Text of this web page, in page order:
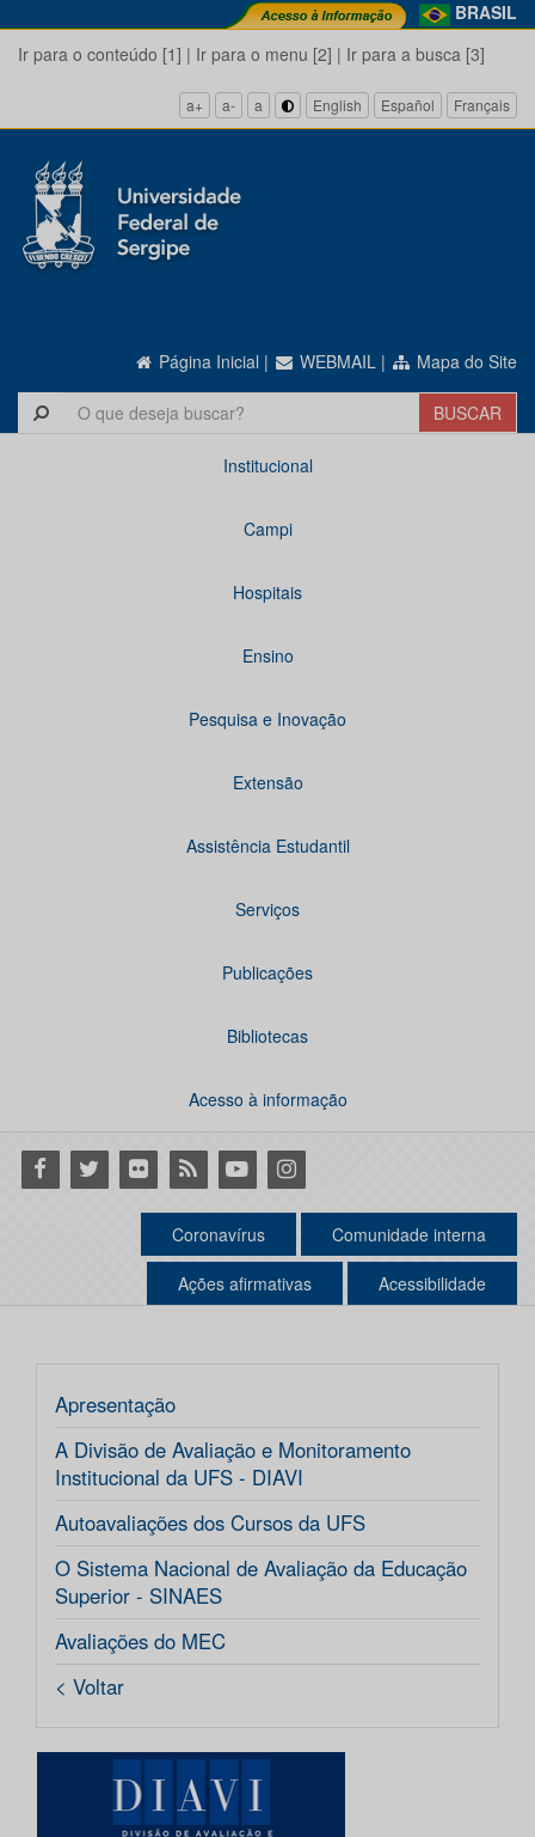
BRASIL
Ir para o conteúdo [1] | Ir para o menu [2] | Ir para a busca [3]
a+ a- a English Español Français
Página Inicial | WEBMAIL | Mapa do Site
Institucional
Campi
Hospitais
Ensino
Pesquisa e Inovação
Extensão
Assistência Estudantil
Serviços
Publicações
Bibliotecas
Acesso à informação
Facebook
Twitter Flickr RSS YoutubeInstagram
Coronavírus Comunidade interna
Ações afirmativas Acessibilidade
Apresentação
A Divisão de Avaliação e Monitoramento
Institucional da UFS - DIAVI
Autoavaliações dos Cursos da UFS
O Sistema Nacional de Avaliação da Educação
Superior - SINAES
Avaliações do MEC
< Voltar